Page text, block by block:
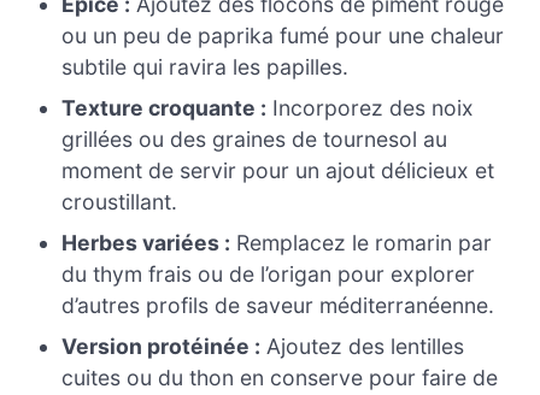
ou un peu de paprika fumé pour une chaleur
subtile qui ravira les papilles.
Texture croquante : Incorporez des noix
grillées ou des graines de tournesol au
moment de servir pour un ajout délicieux et
croustillant.
Herbes variées : Remplacez le romarin par
du thym frais ou de l’origan pour explorer
d’autres profils de saveur méditerranéenne.
Version protéinée : Ajoutez des lentilles
cuites ou du thon en conserve pour faire de